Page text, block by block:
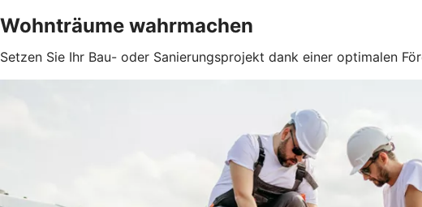
Wohnträume wahrmachen
Setzen Sie Ihr Bau- oder Sanierungsprojekt dank einer optimalen